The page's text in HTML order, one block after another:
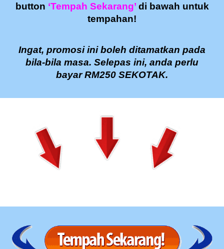
button ‘Tempah Sekarang’ di bawah untuk
tempahan!
Ingat, promosi ini boleh ditamatkan pada
bila-bila masa. Selepas ini, anda perlu
bayar RM250 SEKOTAK.